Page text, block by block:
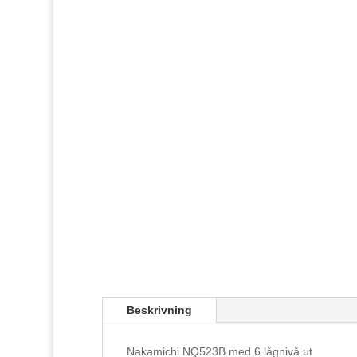
Beskrivning
Nakamichi NQ523B med 6 lågnivå ut